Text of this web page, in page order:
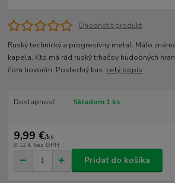
Ohodnotiť produkt
Ruský technický a progresívny metal. Málo
kapela. Kto má rád ruský trhačov hudobných
čom hovorím. Posledný kus. celý popis
Dostupnosť Skladom 1 ks
9,99 €/ks
8,12 € bez DPH
Pridať do košíka